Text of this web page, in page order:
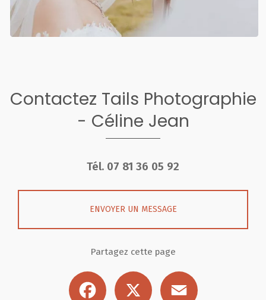
Contactez Tails Photographie
- Céline Jean
Tél. 07 81 36 05 92
ENVOYER UN MESSAGE
Partagez cette page
Facebook